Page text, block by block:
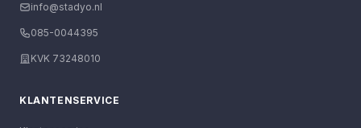
info@stadyo.nl
085-0044395
KVK 73248010
KLANTENSERVICE